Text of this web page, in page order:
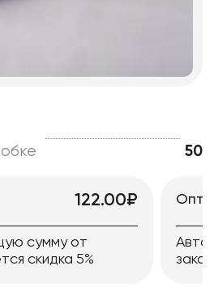
50
122.00₽
сумму от
скидка 5%